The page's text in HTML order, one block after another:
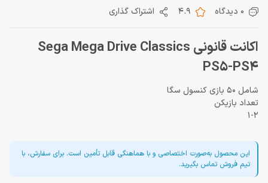
0 دیدگاه 4.9 اشتراک گذاری
اکانت قانونی Sega Mega Drive Classics
PS5-PS4
شامل 50 بازی کنسول سگا
تعداد بازیکن
1-2
این محصول به‌صورت اختصاصی و با هماهنگی قابل تأمین است. برای سفارش، با
تیم فروش تماس بگیرید.